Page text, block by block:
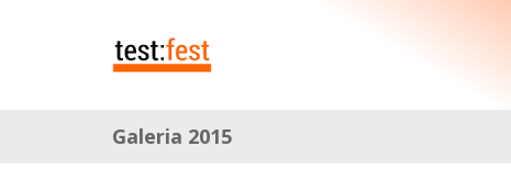
Galeria 2015